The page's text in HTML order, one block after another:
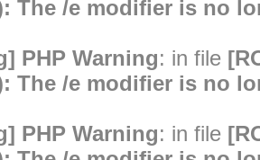
The /e modifier is no
PHP Warning: in file
The /e modifier is no
PHP Warning: in file